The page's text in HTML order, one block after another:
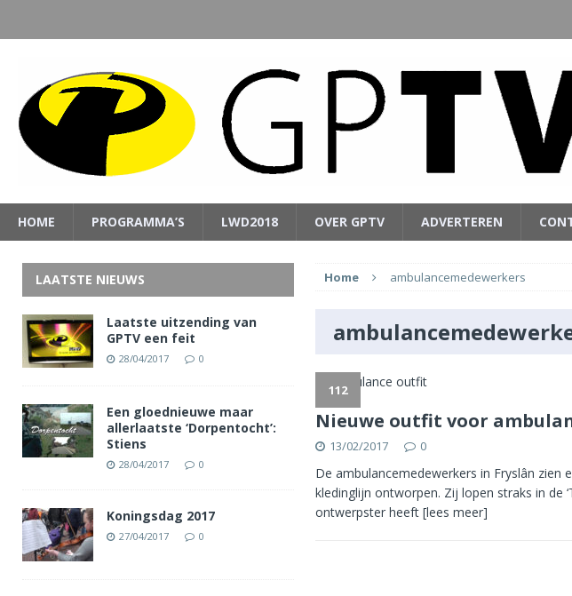
HOME PROGRAMMA’S LWD2018 OVER GPTV ADVERTEREN
Home ambulancemedewerkers
112
Nieuwe outfit voor
13/02/2017 0
De ambulancemedewerkers in Fryslân zien
kledinglijn ontworpen. Zij lopen straks in de
ontwerpster heeft [lees meer]
LAATSTE NIEUWS
Laatste uitzending van
GPTV een feit
28/04/2017 0
Een gloednieuwe maar
allerlaatste ‘Dorpentocht’:
Stiens
28/04/2017 0
Koningsdag 2017
27/04/2017 0